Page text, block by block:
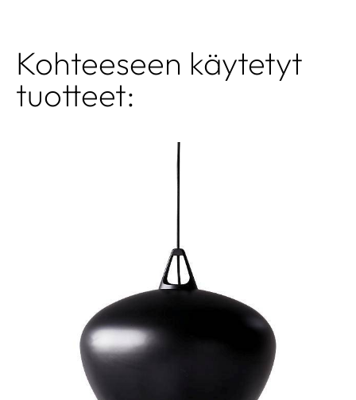
Kohteeseen käytetyt
tuotteet: